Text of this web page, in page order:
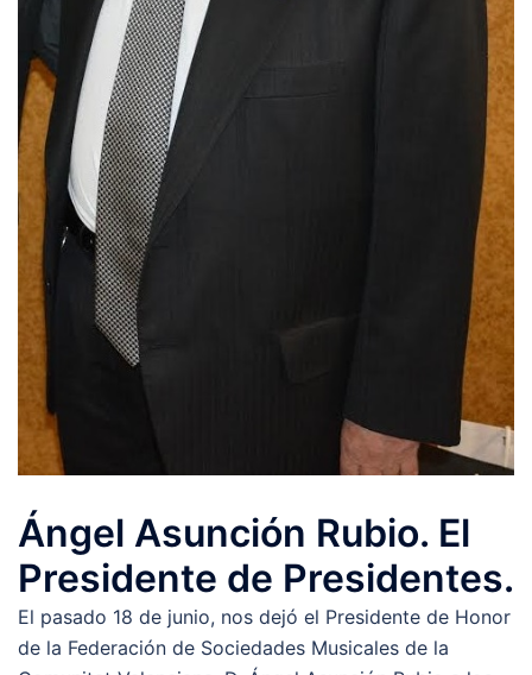
Ángel Asunción Rubio. El
Presidente de Presidentes.
El pasado 18 de junio, nos dejó el Presidente de Honor
de la Federación de Sociedades Musicales de la